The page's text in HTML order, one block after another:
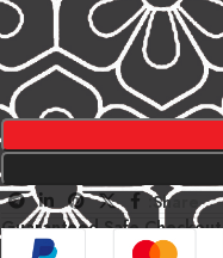
Share:
Guaranteed Safe Checkout